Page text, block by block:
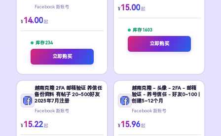
Facebook 新账号
¥14.00 起
库存 234
立即购买
¥15.00 起
库存 1603
立即购买
越南克隆 2FA 邮箱验证 养信任
备份资料 有帖子 20~500好友
2025年7月注册
Facebook 新账号
¥15.22 起
越南克隆 - 头像 - 2FA - 邮箱
验证 - 养号信任 - 好友0~100 |
创建5~12个月
Facebook 新账号
¥15.96 起